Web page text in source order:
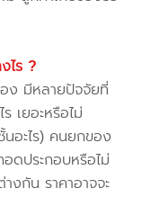
ไร ?
อง มีหลายปัจจัยที่
เยอะหรือไม่
อะไร) คนยกของ
ดประกอบหรือไม่
งกัน ราคาอาจจะ